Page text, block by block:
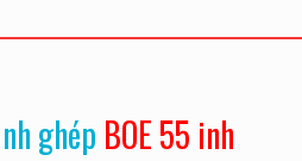
ghép BOE 55 inh